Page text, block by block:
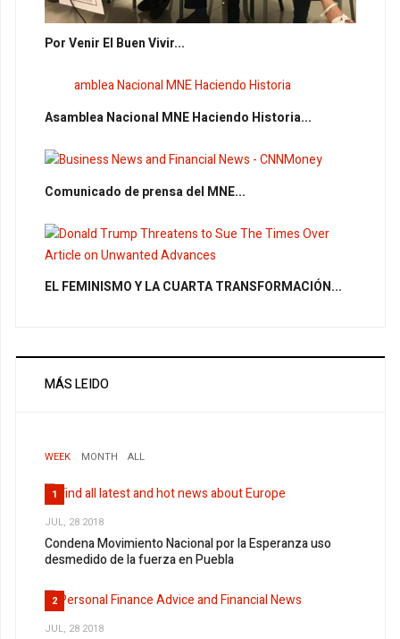
Por Venir El Buen Vivir...
Asamblea Nacional MNE Haciendo Historia...
Comunicado de prensa del MNE...
EL FEMINISMO Y LA CUARTA TRANSFORMACIÓN...
MÁS LEIDO
WEEK MONTH ALL
1
JUL, 28 2018
Condena Movimiento Nacional por la Esperanza uso
desmedido de la fuerza en Puebla
2
JUL, 28 2018